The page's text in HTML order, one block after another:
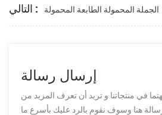
التالي : الجملة المحمولة الطابعة المحمولة
إرسال رسالة
في منتجاتنا و تريد أن تعرف المزيد من
هنا وسوف نقوم بالرد عليك بأسرع ما